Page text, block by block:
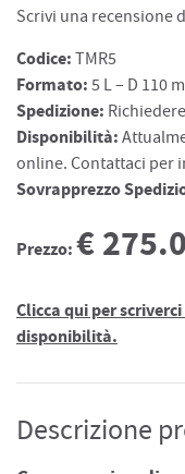
Scrivi una recensione
Codice: TMR5
Formato: 5 L – D 110
Spedizione:
Disponibilità:
online. Contattaci per
Sovrapprezzo
Prezzo:€
Clicca qui per
disponibilità.
Descrizione